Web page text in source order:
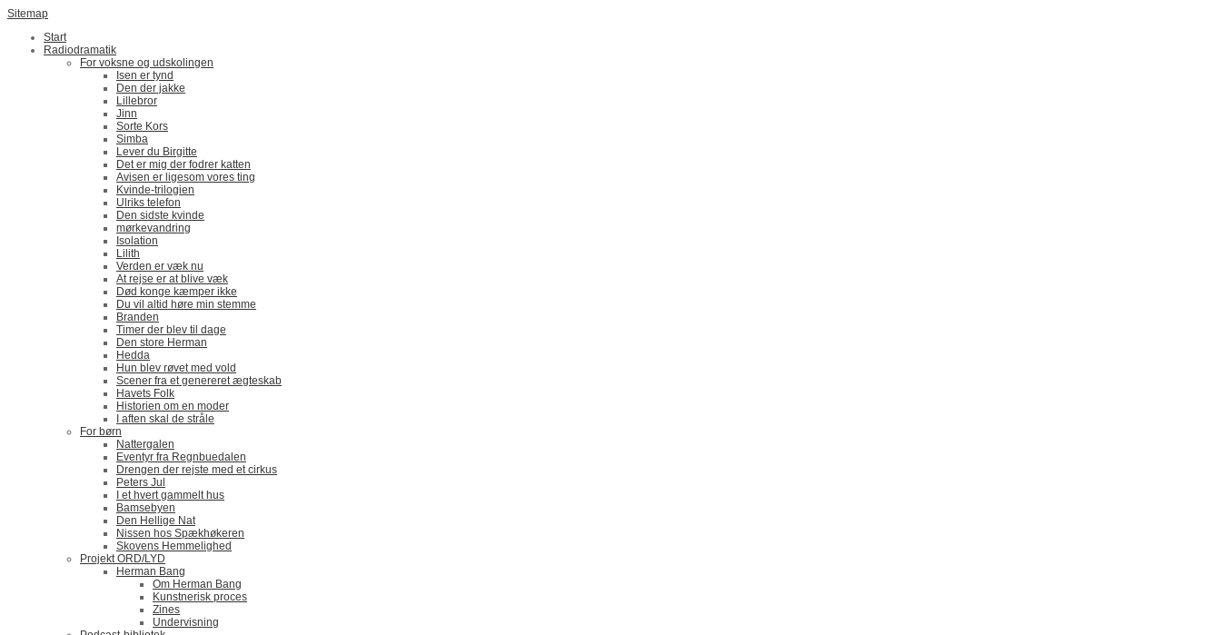
Sitemap
Start
Radiodramatik
For voksne og udskolingen
Isen er tynd
Den der jakke
Lillebror
Jinn
Sorte Kors
Simba
Lever du Birgitte
Det er mig der fodrer katten
Avisen er ligesom vores ting
Kvinde-trilogien
Ulriks telefon
Den sidste kvinde
mørkevandring
Isolation
Lilith
Verden er væk nu
At rejse er at blive væk
Død konge kæmper ikke
Du vil altid høre min stemme
Branden
Timer der blev til dage
Den store Herman
Hedda
Hun blev røvet med vold
Scener fra et genereret ægteskab
Havets Folk
Historien om en moder
I aften skal de stråle
For børn
Nattergalen
Eventyr fra Regnbuedalen
Drengen der rejste med et cirkus
Peters Jul
I et hvert gammelt hus
Bamsebyen
Den Hellige Nat
Nissen hos Spækhøkeren
Skovens Hemmelighed
Projekt ORD/LYD
Herman Bang
Om Herman Bang
Kunstnerisk proces
Zines
Undervisning